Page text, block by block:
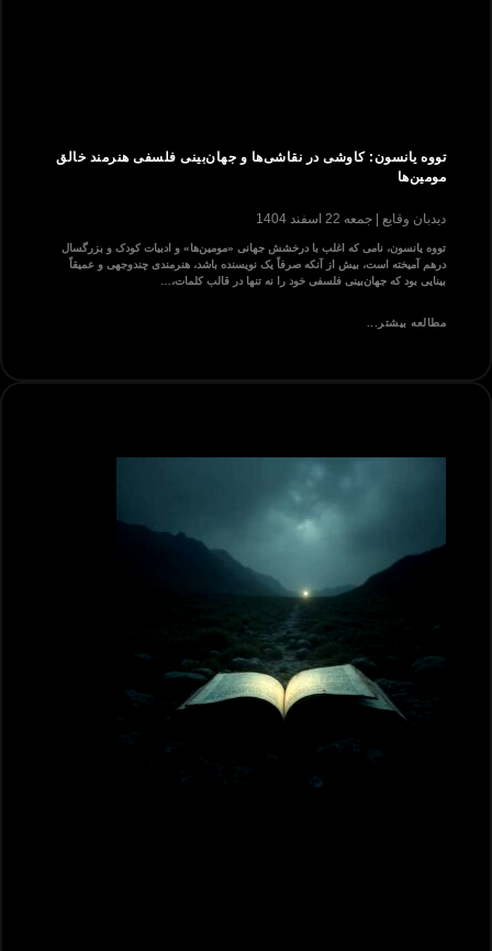
تووه یانسون: کاوشی در نقاشی‌ها و جهان‌بینی فلسفی هنرمند خالق
مومین‌ها
دیدبان وقایع جمعه 22 اسفند 1404
تووه یانسون، نامی که اغلب با درخشش جهانی «مومین‌ها» و ادبیات کودک و بزرگسال
درهم آمیخته است، بیش از آنکه صرفاً یک نویسنده باشد، هنرمندی چندوجهی و عمیقاً
بینایی بود که جهان‌بینی فلسفی خود را نه تنها در قالب کلمات،…
مطالعه بیشتر...